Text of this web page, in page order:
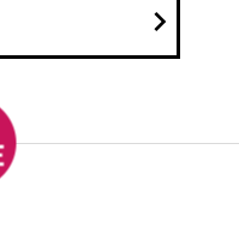
keyboard_arrow_right